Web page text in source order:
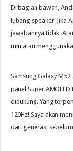
Di bagian bawah,
lubang speaker. Jika
jawabannya tidak.
mm atau
Samsung Galaxy
panel Super AMOLED
didukung. Yang
120Hz! Saya akan
dari generasi